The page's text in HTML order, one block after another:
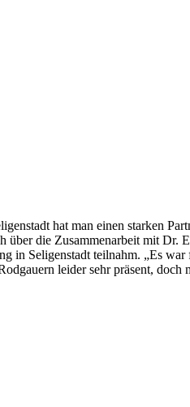
hat man einen starken
die Zusammenarbeit mit Dr.
in Seligenstadt teilnahm. „Es war
leider sehr präsent,